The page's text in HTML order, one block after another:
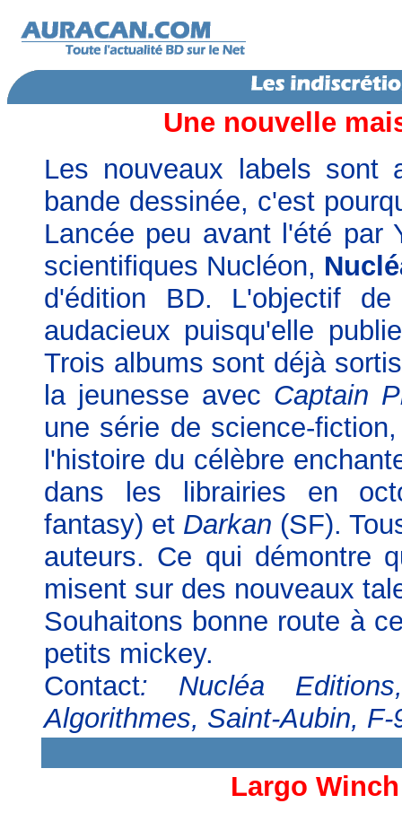
Une nouvelle
Les nouveaux labels
bande dessinée, c'est
Lancée peu avant l'été par
scientifiques Nucléon,
d'édition BD. L'objectif
audacieux puisqu'elle
Trois albums sont déjà
la jeunesse avec Captain
une série de science-
l'histoire du célèbre
dans les librairies en
fantasy) et Darkan (SF).
auteurs. Ce qui démontre
misent sur des nouveaux
Souhaitons bonne route à
petits mickey.
Contact: Nucléa
Algorithmes, Saint-Aubin,
Largo